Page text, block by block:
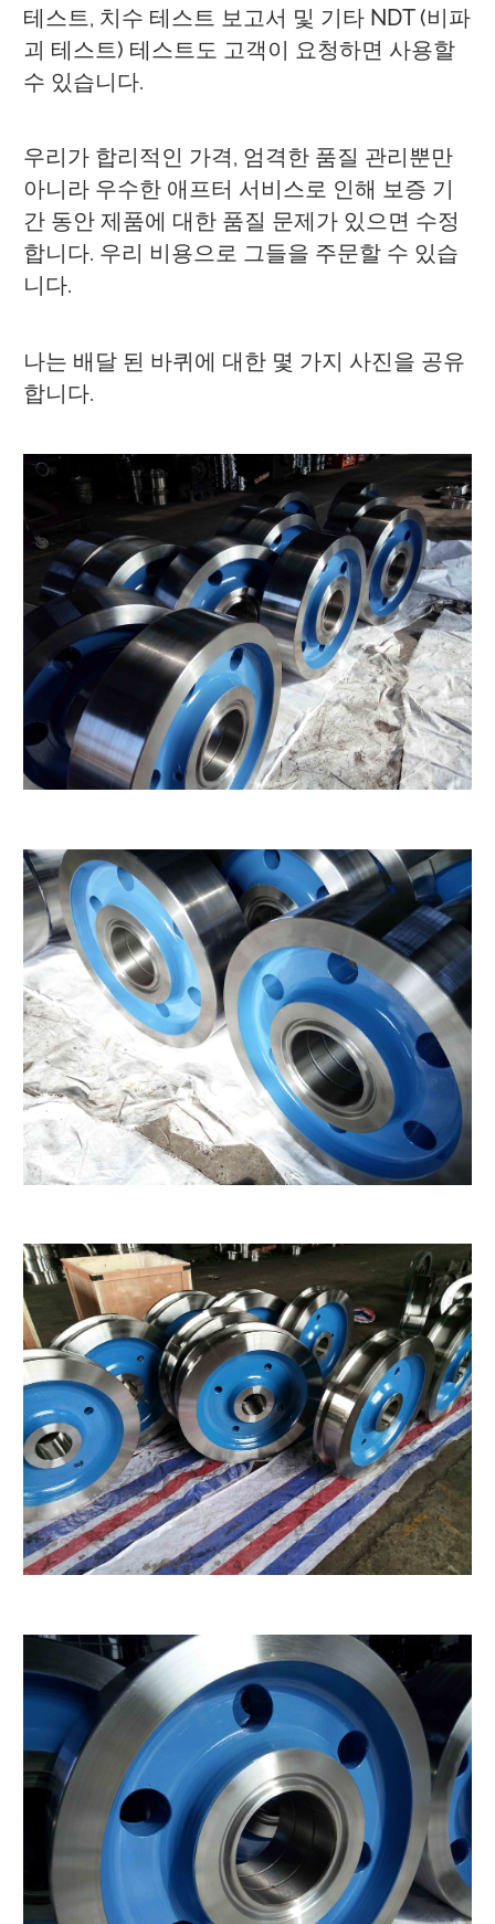
테스트, 치수 테스트 보고서 및 기타 NDT (비파
괴 테스트) 테스트도 고객이 요청하면 사용할
수 있습니다.
우리가 합리적인 가격, 엄격한 품질 관리뿐만
아니라 우수한 애프터 서비스로 인해 보증 기
간 동안 제품에 대한 품질 문제가 있으면 수정
합니다. 우리 비용으로 그들을 주문할 수 있습
니다.
나는 배달 된 바퀴에 대한 몇 가지 사진을 공유
합니다.